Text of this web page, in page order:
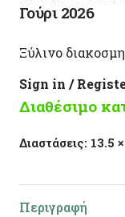
Γούρι 2026
Ξύλινο
Sign in /
Διαθέσιμο
Διαστάσεις: 13.5
Περιγραφή